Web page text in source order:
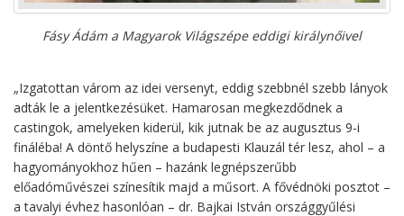
Fásy Ádám a Magyarok Világszépe eddigi királynőivel
„Izgatottan várom az idei versenyt, eddig szebbnél szebb lányok
adták le a jelentkezésüket. Hamarosan megkezdődnek a
castingok, amelyeken kiderül, kik jutnak be az augusztus 9-i
fináléba! A döntő helyszíne a budapesti Klauzál tér lesz, ahol – a
hagyományokhoz hűen – hazánk legnépszerűbb
előadóművészei színesítik majd a műsort. A fővédnöki posztot –
a tavalyi évhez hasonlóan – dr. Bajkai István országgyűlési